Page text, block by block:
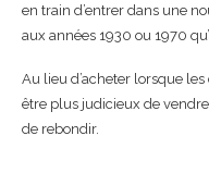
en train d’entrer dans une
aux années 1930 ou 1970
Au lieu d’acheter lorsque
être plus judicieux de
de rebondir.